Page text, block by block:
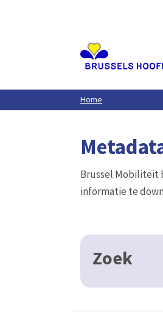
Home
Brussel Mobiliteit
informatie te
Zoek